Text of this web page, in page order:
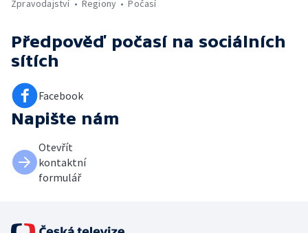
Zpravodajství
Regiony Počasí
Předpověď počasí na sociálních
sítích
Facebook
Napište nám
Otevřít
kontaktní
formulář